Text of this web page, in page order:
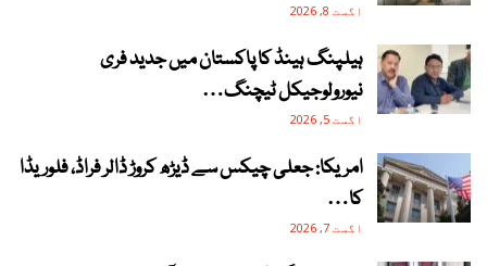
اگست 8, 2026
ہیلپنگ ہینڈ کا پاکستان میں جدید فری
نیورولوجیکل ٹیچنگ…
اگست 5, 2026
امریکا: جعلی چیکس سے ڈیڑھ کروڑ ڈالر فراڈ، فلوریڈا
کا…
اگست 7, 2026